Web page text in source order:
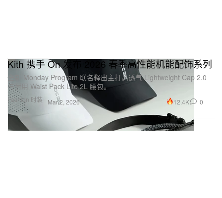
Fashion 时装
Kith 携手 On 发布 2026 春季高性能机能配饰系列
全新 Monday Program 联名释出主打高透气 Lightweight Cap 2.0
与耐用 Waist Pack Lite 2L 腰包。
Mar 2, 2026 12.4K 0